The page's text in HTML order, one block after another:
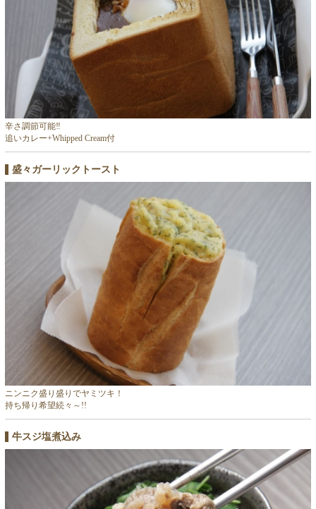
辛さ調節可能‼
追いカレー+Whipped Cream付
盛々ガーリックトースト
ニンニク盛り盛りでヤミツキ！
持ち帰り希望続々～!!
牛スジ塩煮込み